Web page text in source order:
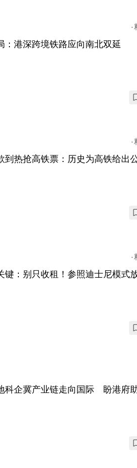
：港深跨境铁路应向南北双延
到热抢高铁票：历史为高铁给出
键：别只收租！参照迪士尼模式
科企冀产业链走向国际 盼港府